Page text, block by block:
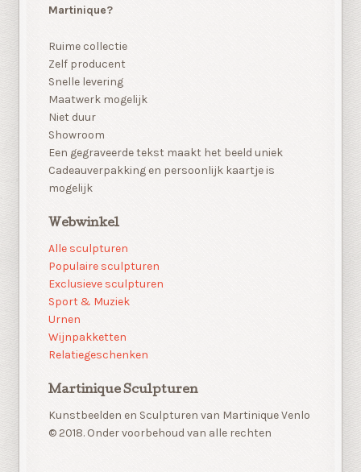
Martinique?
Ruime collectie
Zelf producent
Snelle levering
Maatwerk mogelijk
Niet duur
Showroom
Een gegraveerde tekst maakt het beeld uniek
Cadeauverpakking en persoonlijk kaartje is
mogelijk
Webwinkel
Alle sculpturen
Populaire sculpturen
Exclusieve sculpturen
Sport & Muziek
Urnen
Wijnpakketten
Relatiegeschenken
Martinique Sculpturen
Kunstbeelden en Sculpturen van Martinique Venlo
© 2018. Onder voorbehoud van alle rechten